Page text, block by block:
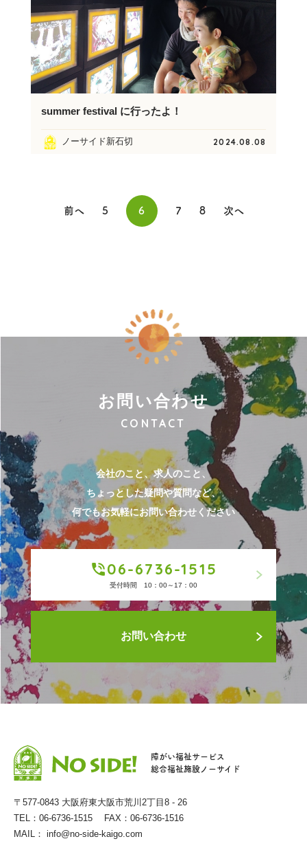
summer festival に行ったよ！
ノーサイド新石切 2024.08.08
前へ 5 6 7 8 次へ
お問い合わせ
CONTACT
会社のこと、求人のこと、
ちょっとした疑問や質問など、
何でもお気軽にお問い合わせください
06-6736-1515
受付時間 10：00～17：00
お問い合わせ
障がい福祉サービス
総合福祉施設ノーサイド
〒577-0843 大阪府東大阪市荒川2丁目8 - 26
TEL：06-6736-1515 FAX：06-6736-1516
MAIL： info@no-side-kaigo.com